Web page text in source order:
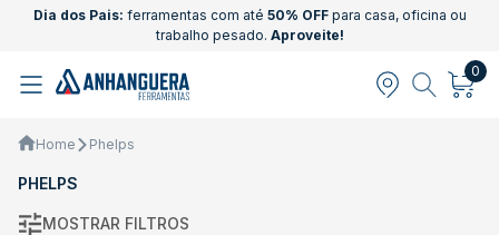
Dia dos Pais: ferramentas com até 50% OFFpara casa, oficina ou
trabalho pesado. Aproveite!
0
Home Phelps
PHELPS
MOSTRAR FILTROS